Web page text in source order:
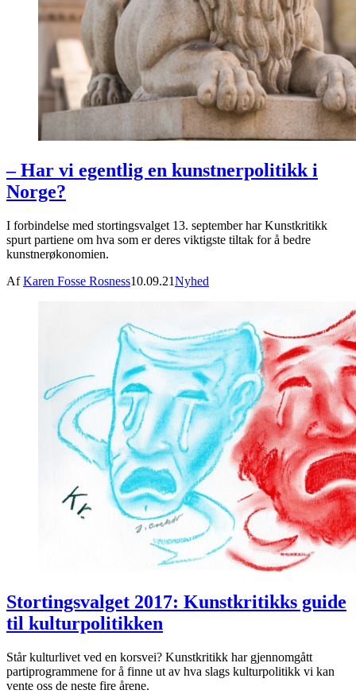
– Har vi egentlig en kunstnerpolitikk i
Norge?
I forbindelse med stortingsvalget 13. september har Kunstkritikk
spurt partiene om hva som er deres viktigste tiltak for å bedre
kunstnerøkonomien.
AfKaren Fosse Rosness10.09.21Nyhed
Stortingsvalget 2017: Kunstkritikks guide
til kulturpolitikken
Står kulturlivet ved en korsvei? Kunstkritikk har gjennomgått
partiprogrammene for å finne ut av hva slags kulturpolitikk vi kan
vente oss de neste fire årene.